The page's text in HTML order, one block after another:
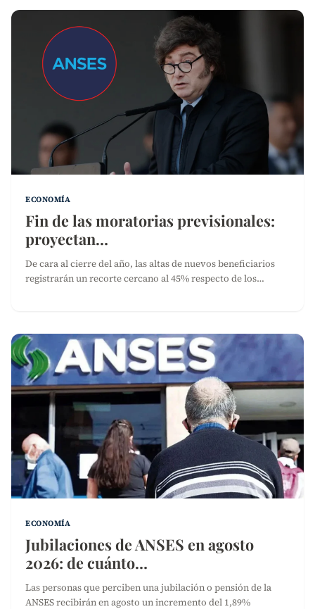
ECONOMÍA
Fin de las moratorias previsionales:
proyectan…
De cara al cierre del año, las altas de nuevos beneficiarios
registrarán un recorte cercano al 45% respecto de los…
ECONOMÍA
Jubilaciones de ANSES en agosto
2026: de cuánto…
Las personas que perciben una jubilación o pensión de la
ANSES recibirán en agosto un incremento del 1,89%